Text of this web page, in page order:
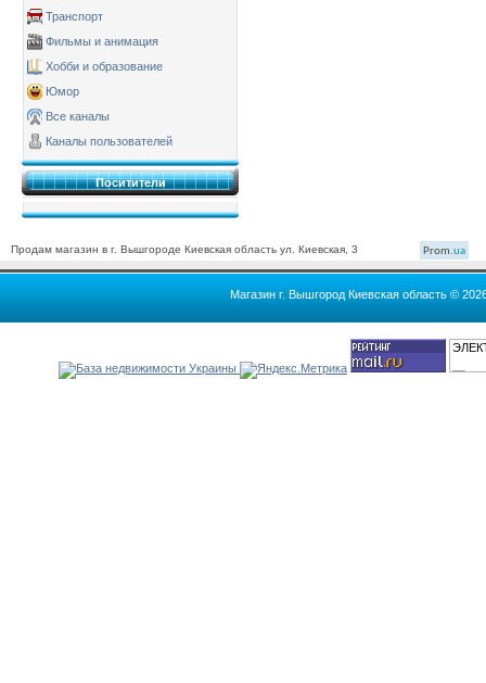
Транспорт
Фильмы и анимация
Хобби и образование
Юмор
Все каналы
Каналы пользователей
Поситители
Продам магазин в г. Вышгороде Киевская область ул. Киевская, 3 Prom.ua
Магазин г. Вышгород Киевская область ©